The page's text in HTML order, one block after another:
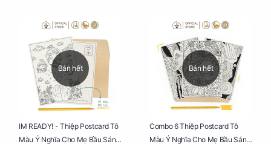
Bán hết
IM READY! - Thiệp Postcard Tô
Màu Ý Nghĩa Cho Mẹ Bầu Sáng
Bán hết
Combo 6 Thiệp Postcard Tô
Màu Ý Nghĩa Cho Mẹ Bầu Sáng